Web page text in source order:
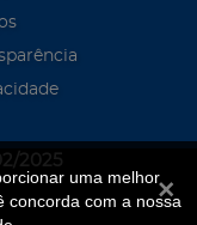
uma melhor
concorda com a nossa
2025